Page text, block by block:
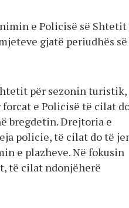
e Policisë së Shtetit
gjatë periudhës së
për sezonin turistik,
e Policisë të cilat
bregdetin. Drejtoria e
policie, të cilat do të
e plazheve. Në fokusin
të cilat ndonjëherë